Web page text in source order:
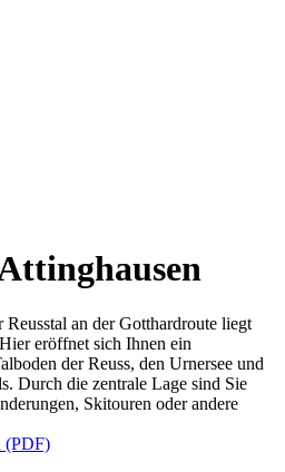
an der Gotthardroute liegt
eröffnet sich Ihnen ein
der Reuss, den Urnersee und
Durch die zentrale Lage sind Sie
Skitouren oder andere
(PDF)